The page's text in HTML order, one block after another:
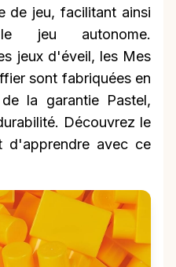
de jeu, facilitant ainsi
jeu autonome.
jeux d'éveil, les Mes
sont fabriquées en
la garantie Pastel,
Découvrez le
d'apprendre avec ce